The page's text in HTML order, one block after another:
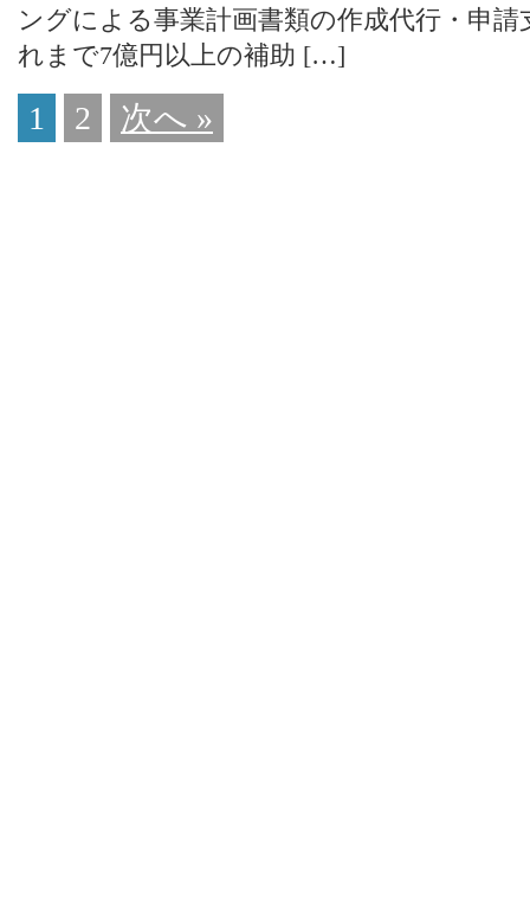
ングによる事業計画書類の作成代行・申
れまで7億円以上の補助 […]
1 2 次へ »